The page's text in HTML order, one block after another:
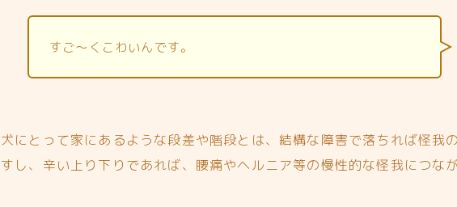
すご〜くこわいんです。
犬にとって家にあるような段差や階段とは、結構な障害で落ちれば怪我
すし、辛い上り下りであれば、腰痛やヘルニア等の慢性的な怪我につな